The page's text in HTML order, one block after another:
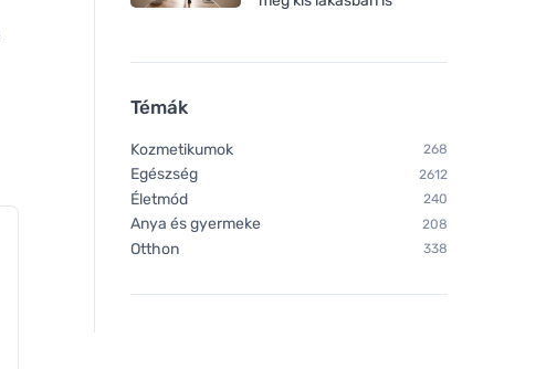
Témák
Kozmetikumok 268
Egészség 2612
Életmód 240
Anya és gyermeke 208
Otthon 338